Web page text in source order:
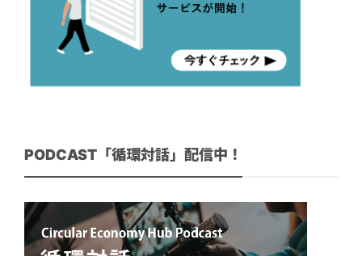
PODCAST「循環対話」配信中！